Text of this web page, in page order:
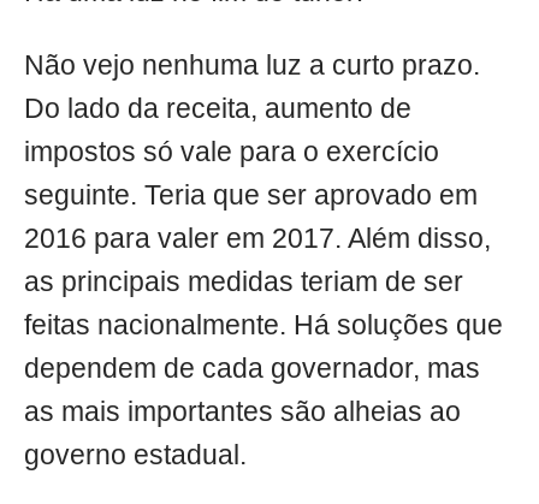
Não vejo nenhuma luz a curto prazo.
Do lado da receita, aumento de
impostos só vale para o exercício
seguinte. Teria que ser aprovado em
2016 para valer em 2017. Além disso,
as principais medidas teriam de ser
feitas nacionalmente. Há soluções que
dependem de cada governador, mas
as mais importantes são alheias ao
governo estadual.